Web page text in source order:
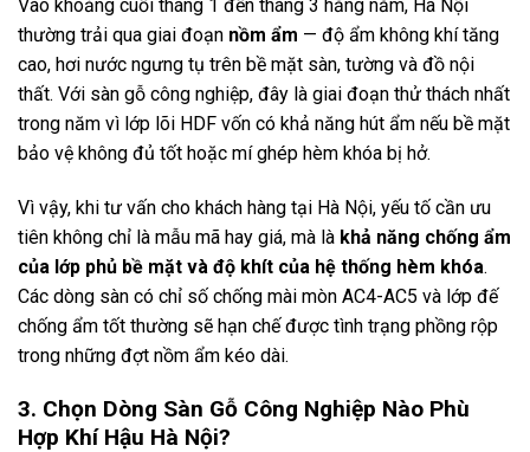
Vào khoảng cuối tháng 1 đến tháng 3 hằng năm, Hà Nội
thường trải qua giai đoạn nồm ẩm — độ ẩm không khí tăng
cao, hơi nước ngưng tụ trên bề mặt sàn, tường và đồ nội
thất. Với sàn gỗ công nghiệp, đây là giai đoạn thử thách nhất
trong năm vì lớp lõi HDF vốn có khả năng hút ẩm nếu bề mặt
bảo vệ không đủ tốt hoặc mí ghép hèm khóa bị hở.
Vì vậy, khi tư vấn cho khách hàng tại Hà Nội, yếu tố cần ưu
tiên không chỉ là mẫu mã hay giá, mà là khả năng chống ẩm
của lớp phủ bề mặt và độ khít của hệ thống hèm khóa.
Các dòng sàn có chỉ số chống mài mòn AC4-AC5 và lớp đế
chống ẩm tốt thường sẽ hạn chế được tình trạng phồng rộp
trong những đợt nồm ẩm kéo dài.
3. Chọn Dòng Sàn Gỗ Công Nghiệp Nào Phù
Hợp Khí Hậu Hà Nội?